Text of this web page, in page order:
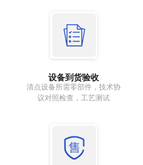
设备到货验收
清点设备所需零部件，技术协
议对照检查，工艺测试